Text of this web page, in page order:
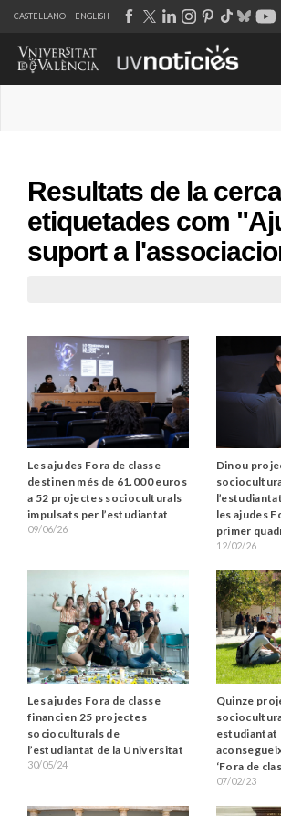
CASTELLANO ENGLISH
Resultats de la cerca
etiquetades com
suport a
Les ajudes Fora de classe
destinen més de 61.000 euros
a 52 projectes socioculturals
impulsats per l’estudiantat
09/06/26
Dinou
les ajudes
primer
12/02/26
Les ajudes Fora de classe
financien 25 projectes
socioculturals de
l’estudiantat de la Universitat
30/05/24
Quinze
estudiantat
‘Fora de
07/02/23